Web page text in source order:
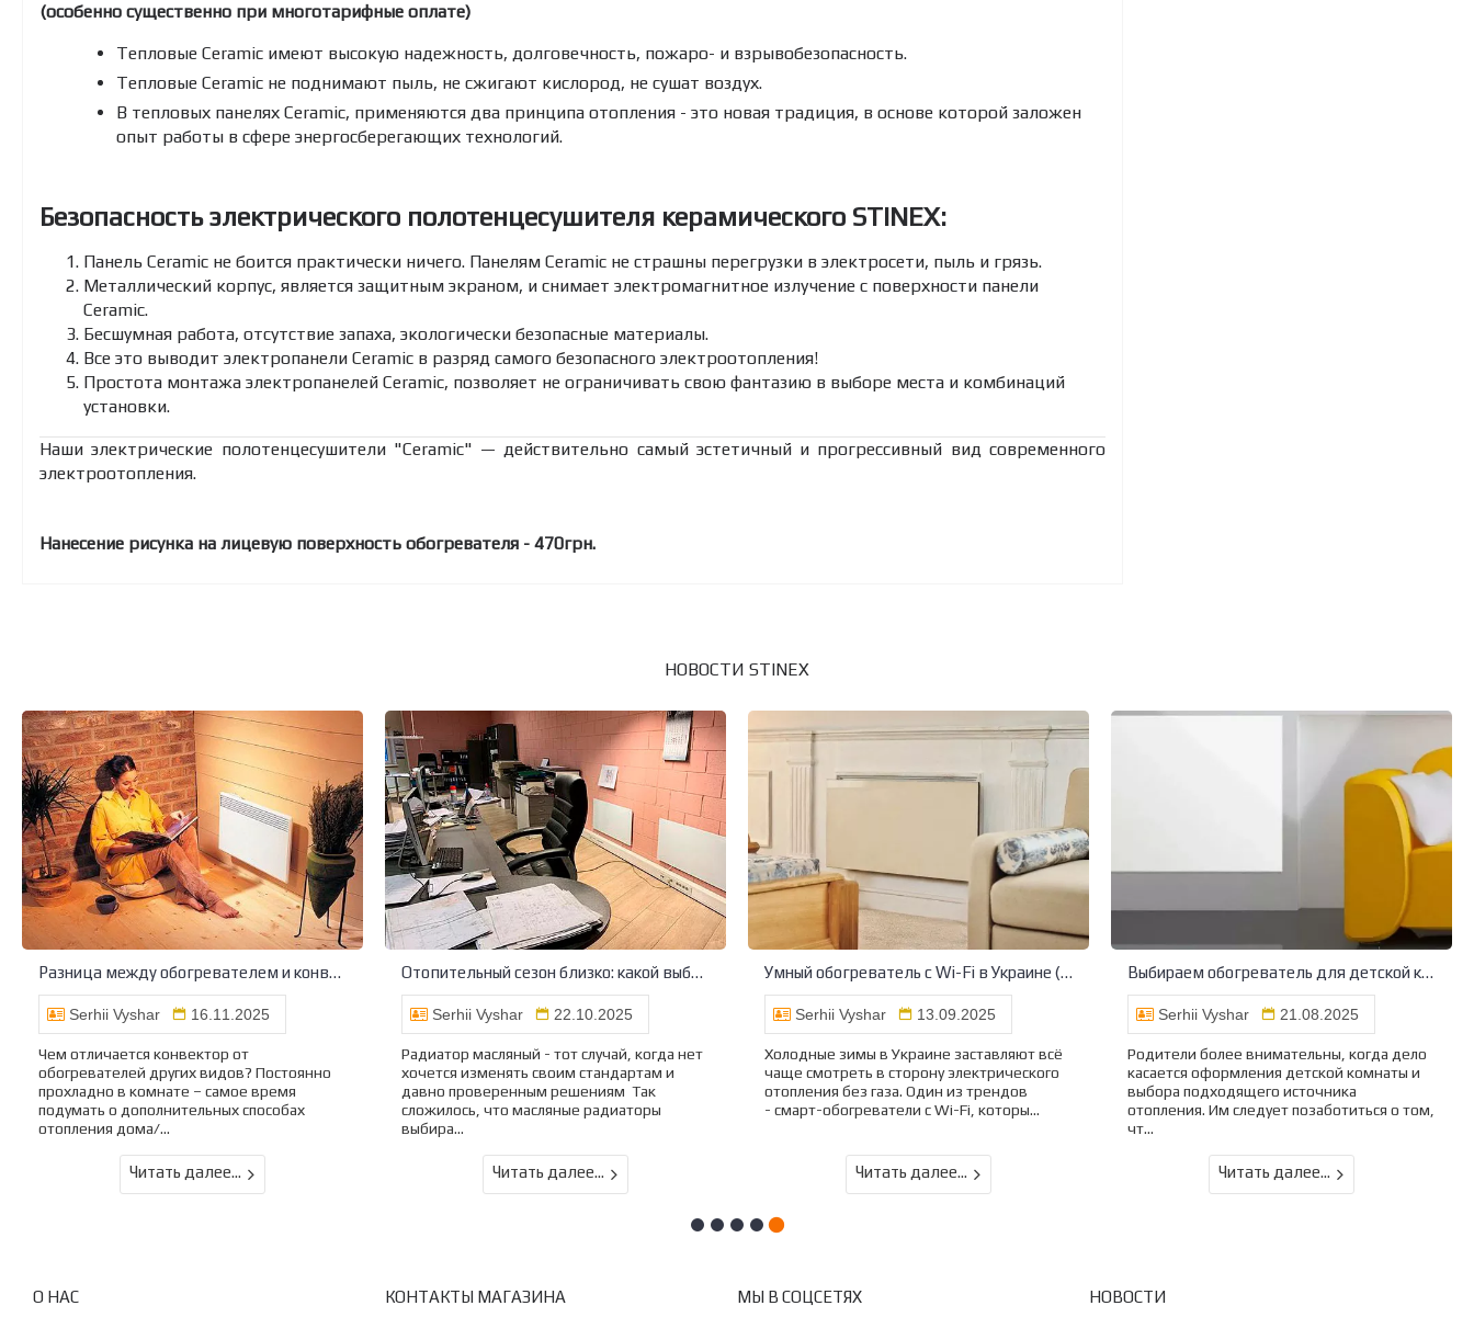
(особенно существенно при многотарифные оплате)
Тепловые Ceramic имеют высокую надежность, долговечность, пожаро- и взрывобезопасность.
Тепловые Ceramic не поднимают пыль, не сжигают кислород, не сушат воздух.
В тепловых панелях Ceramic, применяются два принципа отопления - это новая традиция, в основе которой заложен
опыт работы в сфере энергосберегающих технологий.
Безопасность электрического полотенцесушителя керамического STINEX:
Панель Ceramic не боится практически ничего. Панелям Ceramic не страшны перегрузки в электросети, пыль и грязь.
Металлический корпус, является защитным экраном, и снимает электромагнитное излучение с поверхности панели
Ceramic.
Бесшумная работа, отсутствие запаха, экологически безопасные материалы.
Все это выводит электропанели Ceramic в разряд самого безопасного электроотопления!
Простота монтажа электропанелей Ceramic, позволяет не ограничивать свою фантазию в выборе места и комбинаций
установки.
Наши электрические полотенцесушители "Ceramic" — действительно самый эстетичный и прогрессивный вид современного
электроотопления.
Нанесение рисунка на лицевую поверхность обогревателя - 470грн.
НОВОСТИ STINEX
Разница между обогревателем и конвектором
Serhii Vyshar 16.11.2025
Чем отличается конвектор от
обогревателей других видов? Постоянно
прохладно в комнате – самое время
подумать о дополнительных способах
отопления дома/...
Читать далее...
Отопительный сезон близко: какой выбрать обогреватель для дома или офиса
Serhii Vyshar 22.10.2025
Радиатор масляный - тот случай, когда нет
хочется изменять своим стандартам и
давно проверенным решениям Так
сложилось, что масляные радиаторы
выбира...
Читать далее...
Умный обогреватель с Wi-Fi в Украине (2025): стоит ли покупать и какие есть альтернативы
Serhii Vyshar 13.09.2025
Холодные зимы в Украине заставляют всё
чаще смотреть в сторону электрического
отопления без газа. Один из трендов
- смарт-обогреватели с Wi-Fi, которы...
Читать далее...
Выбираем обогреватель для детской комнаты
Serhii Vyshar 21.08.2025
Родители более внимательны, когда дело
касается оформления детской комнаты и
выбора подходящего источника
отопления. Им следует позаботиться о том,
чт...
Читать далее...
О НАС КОНТАКТЫ МАГАЗИНА МЫ В СОЦСЕТЯХ НОВОСТИ